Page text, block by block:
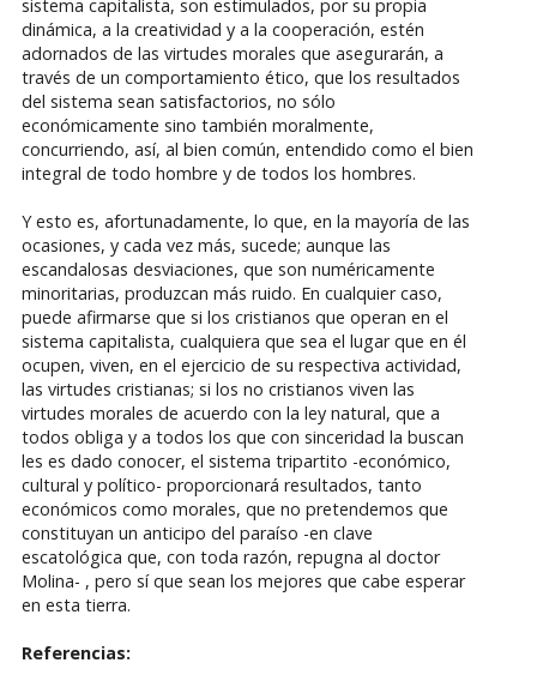
sistema capitalista, son estimulados, por su propia
dinámica, a la creatividad y a la cooperación, estén
adornados de las virtudes morales que asegurarán, a
través de un comportamiento ético, que los resultados
del sistema sean satisfactorios, no sólo
económicamente sino también moralmente,
concurriendo, así, al bien común, entendido como el bien
integral de todo hombre y de todos los hombres.
Y esto es, afortunadamente, lo que, en la mayoría de las
ocasiones, y cada vez más, sucede; aunque las
escandalosas desviaciones, que son numéricamente
minoritarias, produzcan más ruido. En cualquier caso,
puede afirmarse que si los cristianos que operan en el
sistema capitalista, cualquiera que sea el lugar que en él
ocupen, viven, en el ejercicio de su respectiva actividad,
las virtudes cristianas; si los no cristianos viven las
virtudes morales de acuerdo con la ley natural, que a
todos obliga y a todos los que con sinceridad la buscan
les es dado conocer, el sistema tripartito -económico,
cultural y político- proporcionará resultados, tanto
económicos como morales, que no pretendemos que
constituyan un anticipo del paraíso -en clave
escatológica que, con toda razón, repugna al doctor
Molina- , pero sí que sean los mejores que cabe esperar
en esta tierra.
Referencias: